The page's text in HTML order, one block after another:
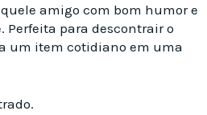
amigo com bom humor e
Perfeita para descontrair o
um item cotidiano em uma